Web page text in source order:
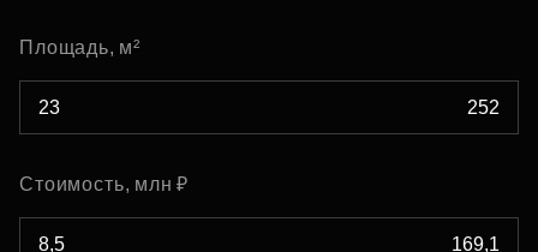
Площадь, м²
Стоимость, млн ₽